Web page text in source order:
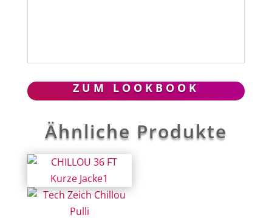
ZUM LOOKBOOK
Ähnliche Produkte